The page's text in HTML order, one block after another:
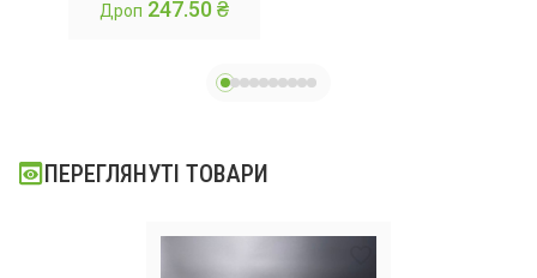
Дроп 247.50 ₴
ПЕРЕГЛЯНУТІ ТОВАРИ